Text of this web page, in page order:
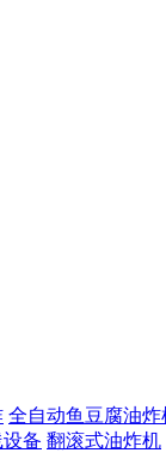
全自动鱼豆腐油炸
备 翻滚式油炸机